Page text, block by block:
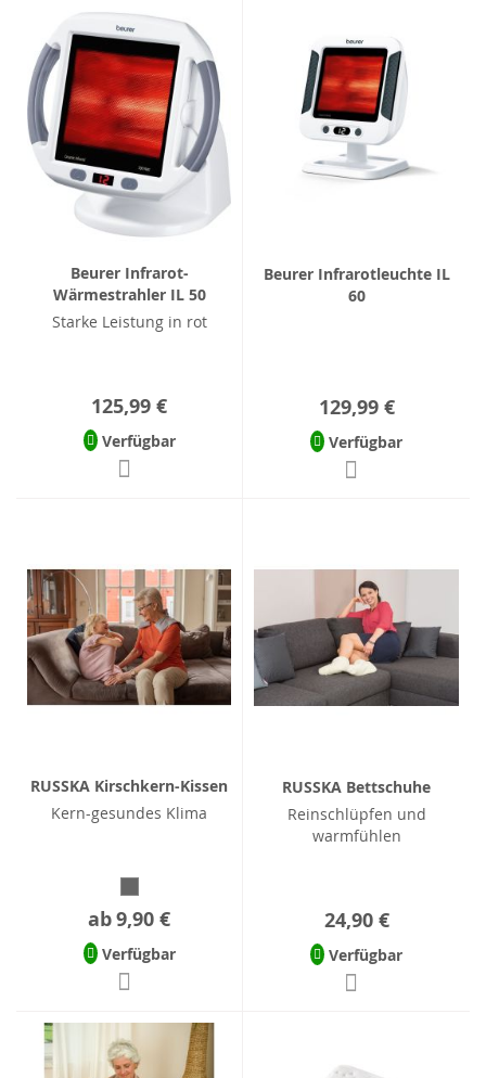
Beurer Infrarot-
Wärmestrahler IL 50
Starke Leistung in rot
125,99 €
Verfügbar
Beurer Infrarotleuchte IL
60
129,99 €
Verfügbar
RUSSKA Kirschkern-Kissen
Kern-gesundes Klima
ab9,90 €
Verfügbar
RUSSKA Bettschuhe
Reinschlüpfen und
warmfühlen
24,90 €
Verfügbar